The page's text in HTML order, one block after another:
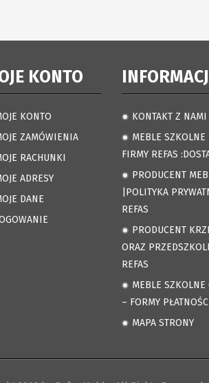
KONTO
KONTO
ZAMÓWIENIA
RACHUNKI
ADRESY
DANE
. KONTAKT Z NAMI
.
MEBLE
FIRMY REFAS
.
PRODUCENT
|POLITYKA
REFAS
.
PRODUCENT
ORAZ
REFAS
.
MEBLE
– FORMY
. MAPA STRONY